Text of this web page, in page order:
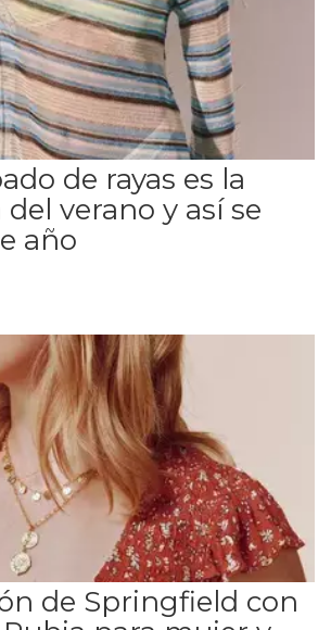
de rayas es la
verano y así se
año
de Springfield con